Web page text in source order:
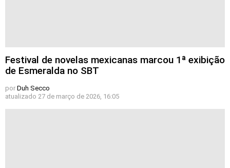
Festival de novelas mexicanas marcou 1ª exibição
de Esmeralda no SBT
por Duh Secco
atualizado 27 de março de 2026, 16:05